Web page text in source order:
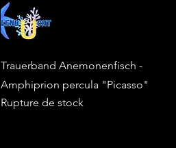
Trauerband Anemonenfisch -
Amphiprion percula "Picasso"
Rupture de stock